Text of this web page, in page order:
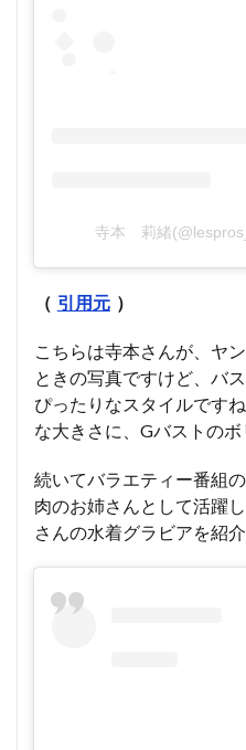
寺本 莉緒
（ 引用元 ）
こちらは寺本さんが、ヤ
ときの写真ですけど、バ
ぴったりなスタイルです
な大きさに、Gバストのボ
続いてバラエティー番組
肉のお姉さんとして活躍
さんの水着グラビアを紹介